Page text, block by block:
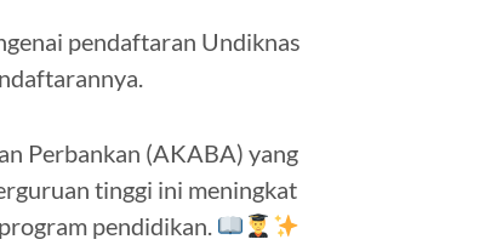
pendaftaran Undiknas
Perbankan (AKABA) yang
tinggi ini meningkat
pendidikan.